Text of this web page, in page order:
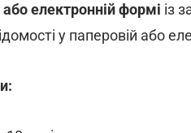
електронній формі із
у паперовій або